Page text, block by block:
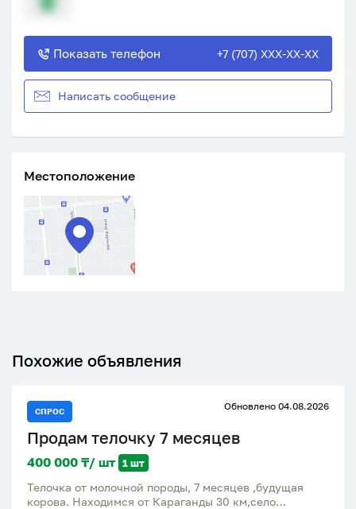
Показать телефон +7 (707) XXX-XX-XX
Написать сообщение
Местоположение
Похожие объявления
СПРОС Обновлено 04.08.2026
Продам телочку 7 месяцев
400 000 ₸/ шт 1 шт
Телочка от молочной породы, 7 месяцев ,будущая
корова. Находимся от Караганды 30 км,село